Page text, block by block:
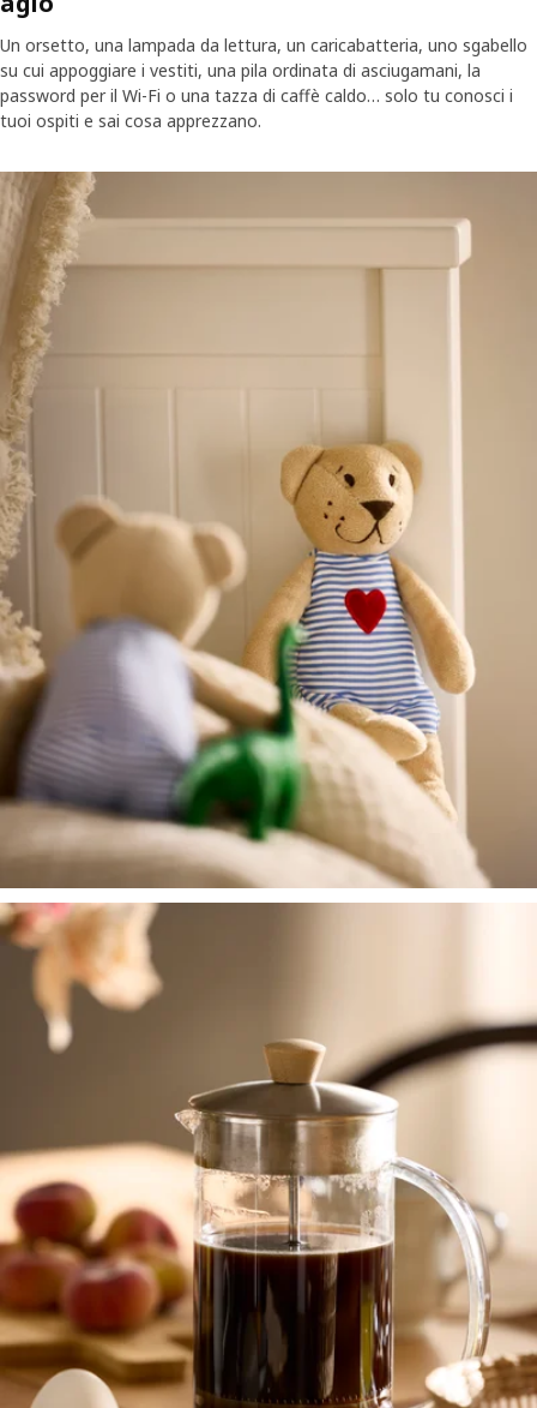
Un orsetto, una lampada da lettura, un caricabatteria, uno sgabello
su cui appoggiare i vestiti, una pila ordinata di asciugamani, la
password per il Wi-Fi o una tazza di caffè caldo… solo tu conosci i
tuoi ospiti e sai cosa apprezzano.